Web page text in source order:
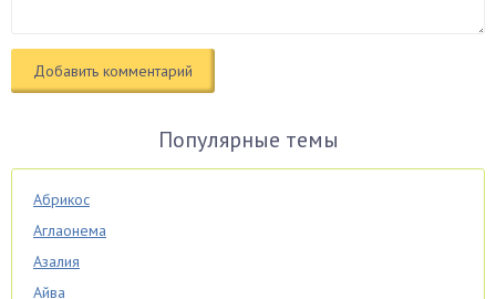
Популярные темы
Абрикос
Аглаонема
Азалия
Айва